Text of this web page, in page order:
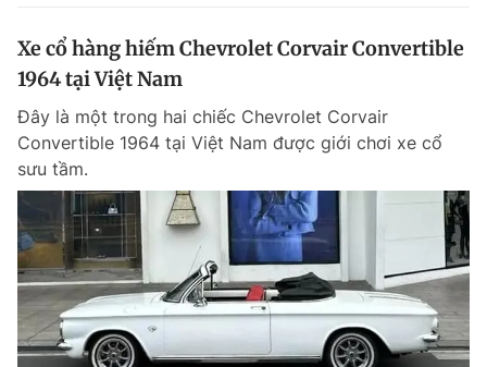
Xe cổ hàng hiếm Chevrolet Corvair Convertible
1964 tại Việt Nam
Đây là một trong hai chiếc Chevrolet Corvair
Convertible 1964 tại Việt Nam được giới chơi xe cổ
sưu tầm.